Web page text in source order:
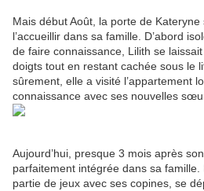
Mais début Août, la porte de Kateryne
l’accueillir dans sa famille. D’abord
de faire connaissance, Lilith se
doigts tout en restant cachée sous le
sûrement, elle a visité l’appartement
connaissance avec ses nouvelles
Aujourd’hui, presque 3 mois après
parfaitement intégrée dans sa
partie de jeux avec ses copines, se